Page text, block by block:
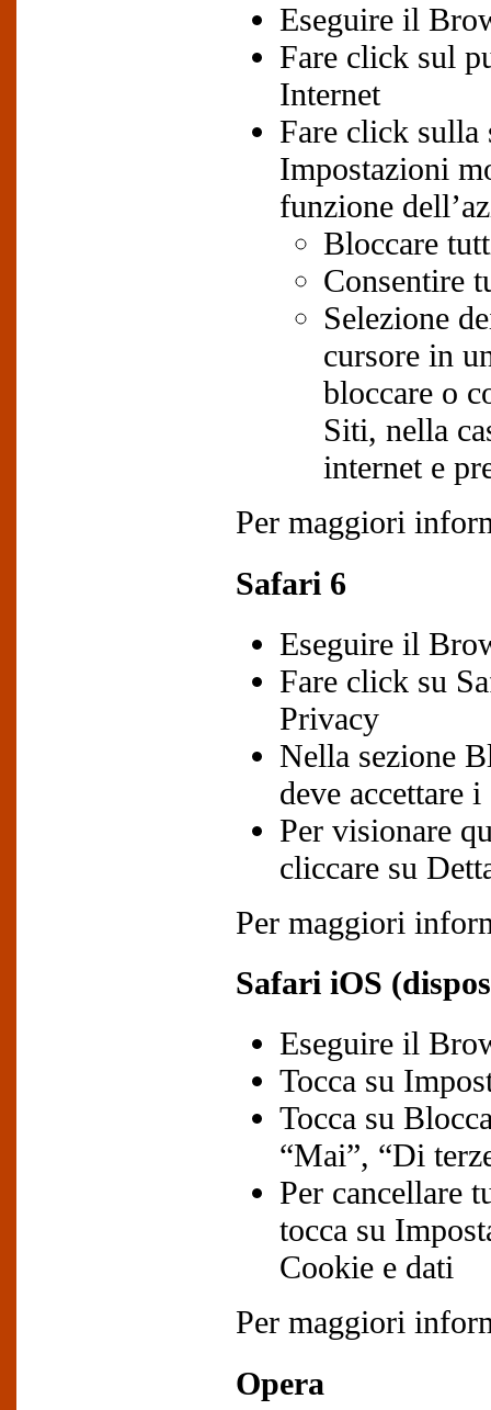
Eseguire il
Fare click sul
Internet
Fare click sulla
Impostazioni
funzione
Bloccare
Consentire
Selezione
cursore in
bloccare o
Siti, nella
internet e
Per maggiori
Safari 6
Eseguire il
Fare click su
Privacy
Nella sezione
deve accettare
Per visionare
cliccare su
Per maggiori
Safari iOS
Eseguire il
Tocca su
Tocca su
“Mai”, “Di
Per cancellare
tocca su
Cookie e dati
Per maggiori
Opera